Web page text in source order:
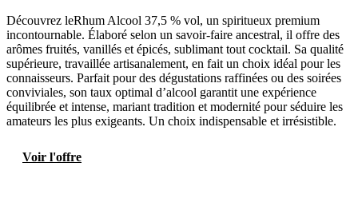
Découvrez leRhum Alcool 37,5 % vol, un spiritueux premium
incontournable. Élaboré selon un savoir-faire ancestral, il offre des
arômes fruités, vanillés et épicés, sublimant tout cocktail. Sa qualité
supérieure, travaillée artisanalement, en fait un choix idéal pour les
connaisseurs. Parfait pour des dégustations raffinées ou des soirées
conviviales, son taux optimal d’alcool garantit une expérience
équilibrée et intense, mariant tradition et modernité pour séduire les
amateurs les plus exigeants. Un choix indispensable et irrésistible.
Voir l'offre